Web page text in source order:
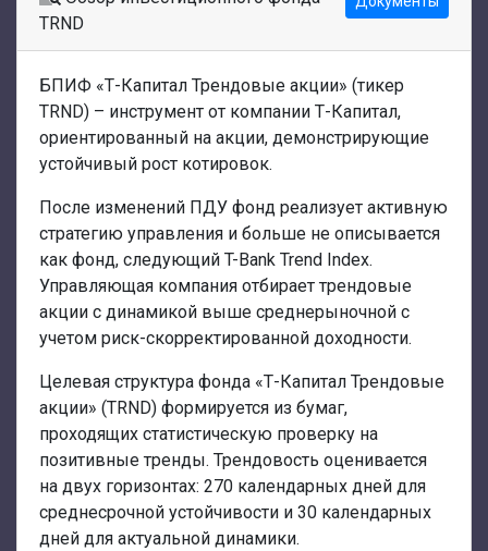
TRND
БПИФ «Т-Капитал Трендовые акции» (тикер
TRND) – инструмент от компании Т-Капитал,
ориентированный на акции, демонстрирующие
устойчивый рост котировок.
После изменений ПДУ фонд реализует активную
стратегию управления и больше не описывается
как фонд, следующий T-Bank Trend Index.
Управляющая компания отбирает трендовые
акции с динамикой выше среднерыночной с
учетом риск-скорректированной доходности.
Целевая структура фонда «Т-Капитал Трендовые
акции» (TRND) формируется из бумаг,
проходящих статистическую проверку на
позитивные тренды. Трендовость оценивается
на двух горизонтах: 270 календарных дней для
среднесрочной устойчивости и 30 календарных
дней для актуальной динамики.